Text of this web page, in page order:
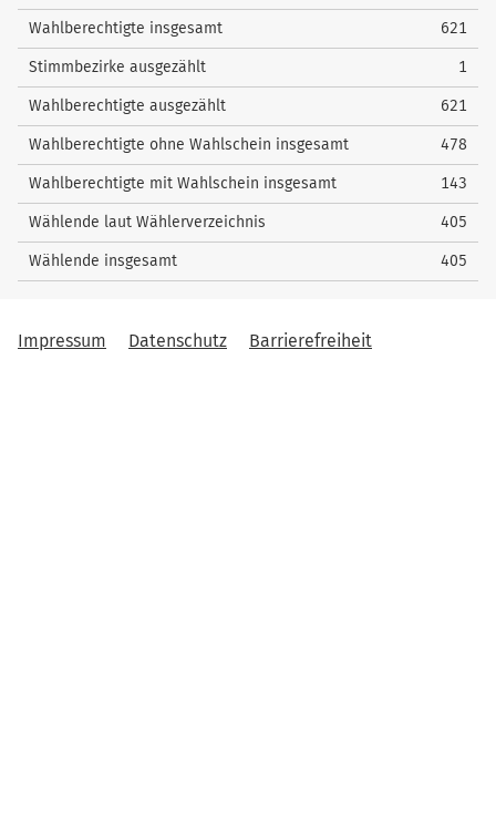
Wahlberechtigte insgesamt 621
Stimmbezirke ausgezählt 1
Wahlberechtigte ausgezählt 621
Wahlberechtigte ohne Wahlschein insgesamt 478
Wahlberechtigte mit Wahlschein insgesamt 143
Wählende laut Wählerverzeichnis 405
Wählende insgesamt 405
Impressum Datenschutz Barrierefreiheit